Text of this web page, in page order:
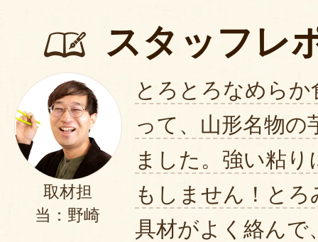
スタッフレ
取材担
当：野崎
とろとろなめら
って、山形名物の
ました。強い粘り
もしません！と
具材がよく絡んで